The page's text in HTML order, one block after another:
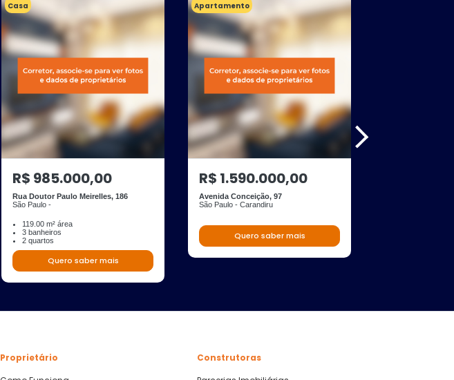
Casa
R$ 985.000,00
Rua Doutor Paulo Meirelles, 186
São Paulo -
119.00 m² área
3 banheiros
2 quartos
Quero saber mais
Apartamento
R$ 1.590.000,00
Avenida Conceição, 97
São Paulo - Carandiru
Quero saber mais
Proprietário
Construtoras